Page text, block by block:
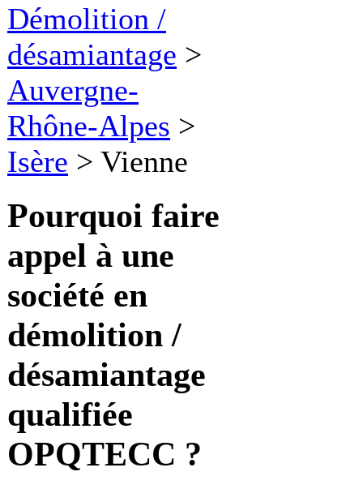
Démolition /
désamiantage >
Auvergne-
Rhône-Alpes >
Isère > Vienne
Pourquoi faire
appel à une
société en
démolition /
désamiantage
qualifiée
OPQTECC ?